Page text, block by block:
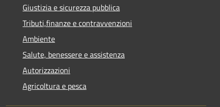
Giustizia e sicurezza pubblica
Tributi,finanze e contravvenzioni
Ambiente
Salute, benessere e assistenza
Autorizzazioni
Agricoltura e pesca